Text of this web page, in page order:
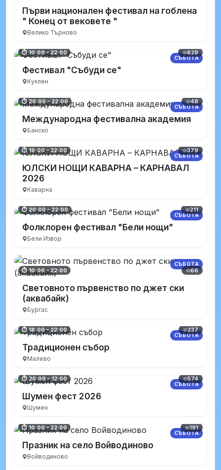
Първи национален фестивал на гоблена
" Конец от вековете "
Велико Търново
СЪБОТА
⏱ 10:00 – 22:00 628
Фестивал "Събуди се"
Куклен
СЪБОТА
⏱ 20:00 – 22:00 48
Международна фестивална академия
Банско
СЪБОТА
⏱ 19:00 – 22:00 379
ЮЛСКИ НОЩИ КАВАРНА – КАРНАВАЛ
2026
Каварна
СЪБОТА
⏱ 20:00 – 22:00 211
Фолклорен фестивал "Бели нощи"
Бели Извор
СЪБОТА
⏱ 10:00 – 22:00 66
Световното първенство по джет ски
(аквабайк)
Бургас
СЪБОТА
⏱ 18:00 – 22:00 237
Традиционен събор
Малево
СЪБОТА
⏱ 20:00 – 12:00 574
Шумен фест 2026
Шумен
СЪБОТА
⏱ 10:00 – 22:00 191
Празник на село Войводиново
Войводиново